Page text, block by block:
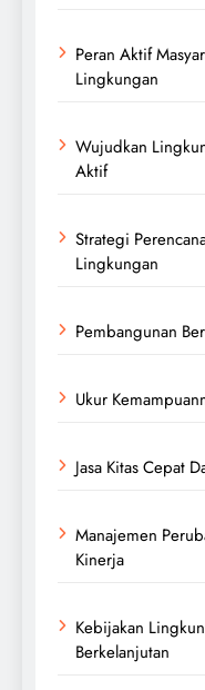
Peran Aktif
Lingkungan
Wujudkan
Aktif
Strategi
Lingkungan
Pembangunan
Ukur
Jasa Kitas Cepat
Manajemen
Kinerja
Kebijakan
Berkelanjutan